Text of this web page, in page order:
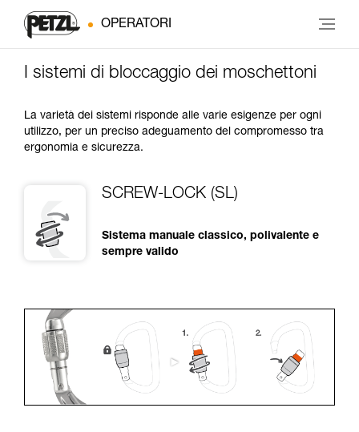
OPERATORI
I sistemi di bloccaggio dei moschettoni
La varietà dei sistemi risponde alle varie esigenze per ogni
utilizzo, per un preciso adeguamento del compromesso tra
ergonomia e sicurezza.
SCREW-LOCK (SL)
Sistema manuale classico, polivalente e
sempre valido